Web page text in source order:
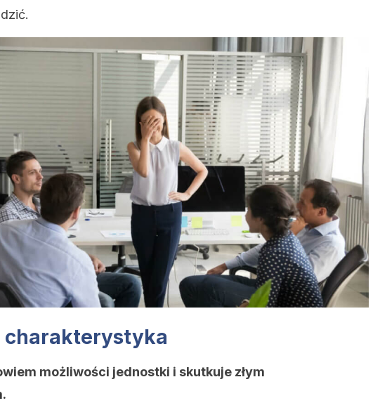
charakterystyka
możliwości jednostki i skutkuje złym